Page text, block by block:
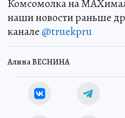
Комсомолка на
наши новости раньше
канале @truekpru
Алина ВЕСНИНА